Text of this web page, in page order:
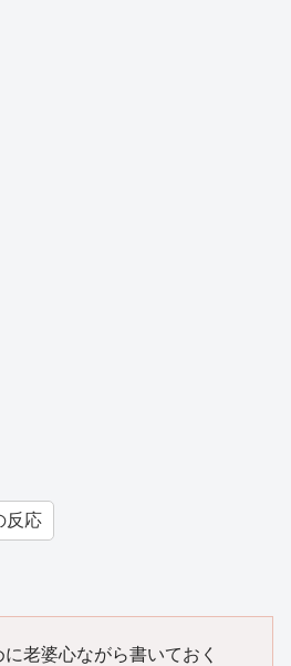
反応
老婆心ながら書いておく